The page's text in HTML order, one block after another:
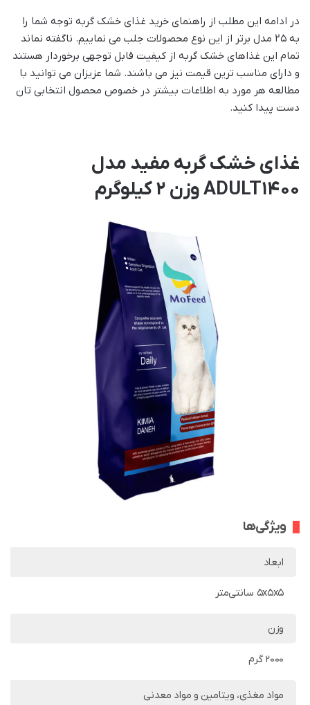
در ادامه این مطلب از راهنمای خرید غذای خشک گربه توجه شما را
به ۲۵ مدل برتر از این نوع محصولات جلب می نماییم. ناگفته نماند
تمام این غذاهای خشک گربه از کیفیت قابل توجهی برخوردار هستند
و دارای مناسب ترین قیمت نیز می باشند. شما عزیزان می توانید با
مطالعه هر مورد به اطلاعات بیشتر در خصوص محصول انتخابی تان
دست پیدا کنید.
غذای خشک گربه مفید مدل
ADULT1400 وزن 2 کیلوگرم
ویژگی‌ها
ابعاد
5x5x5 سانتی‌متر
وزن
2000 گرم
مواد مغذی، ویتامین و مواد معدنی